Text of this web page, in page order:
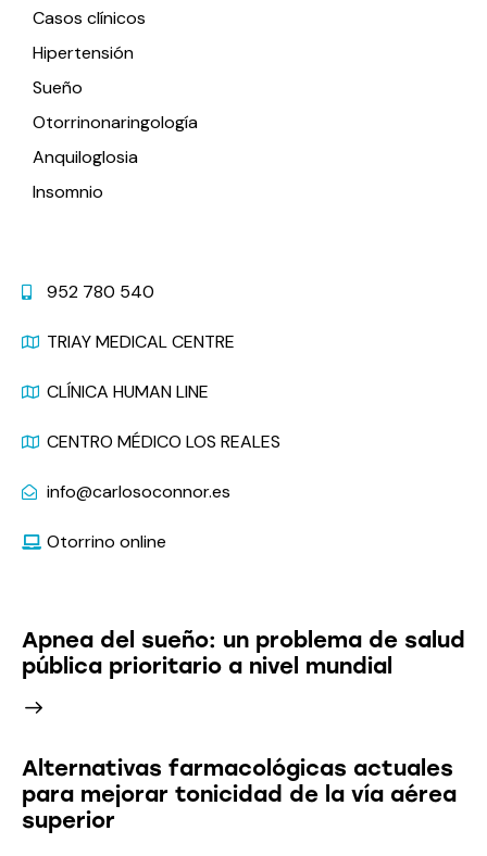
Casos clínicos
Hipertensión
Sueño
Otorrinonaringología
Anquiloglosia
Insomnio
952 780 540
TRIAY MEDICAL CENTRE
CLÍNICA HUMAN LINE
CENTRO MÉDICO LOS REALES
info@carlosoconnor.es
Otorrino online
Apnea del sueño: un problema de salud
pública prioritario a nivel mundial
Alternativas farmacológicas actuales
para mejorar tonicidad de la vía aérea
superior